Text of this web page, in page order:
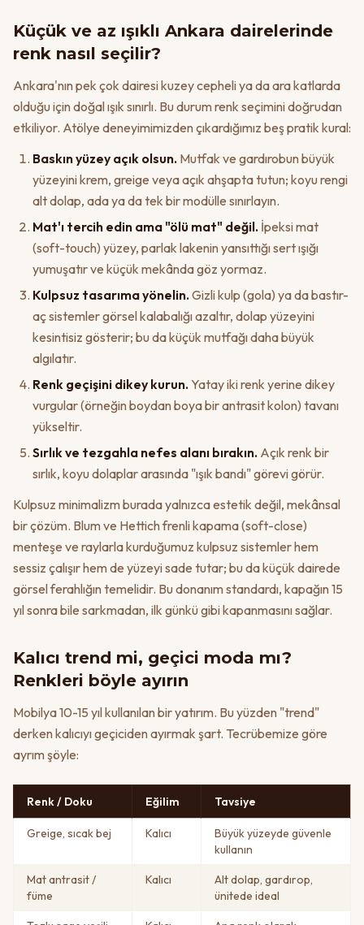
Küçük ve az ışıklı Ankara dairelerinde
renk nasıl seçilir?
Ankara'nın pek çok dairesi kuzey cepheli ya da ara katlarda
olduğu için doğal ışık sınırlı. Bu durum renk seçimini doğrudan
etkiliyor. Atölye deneyimimizden çıkardığımız beş pratik kural:
Baskın yüzey açık olsun. Mutfak ve gardırobun büyük
yüzeyini krem, greige veya açık ahşapta tutun; koyu rengi
alt dolap, ada ya da tek bir modülle sınırlayın.
Mat'ı tercih edin ama "ölü mat" değil. İpeksi mat
(soft-touch) yüzey, parlak lakenin yansıttığı sert ışığı
yumuşatır ve küçük mekânda göz yormaz.
Kulpsuz tasarıma yönelin.Gizli kulp (gola) ya da bastır-
aç sistemler görsel kalabalığı azaltır, dolap yüzeyini
kesintisiz gösterir; bu da küçük mutfağı daha büyük
algılatır.
Renk geçişini dikey kurun.Yatay iki renk yerine dikey
vurgular (örneğin boydan boya bir antrasit kolon) tavanı
yükseltir.
Sırlık ve tezgahla nefes alanı bırakın. Açık renk bir
sırlık, koyu dolaplar arasında "ışık bandı" görevi görür.
Kulpsuz minimalizm burada yalnızca estetik değil, mekânsal
bir çözüm. Blum ve Hettich frenli kapama (soft-close)
menteşe ve raylarla kurduğumuz kulpsuz sistemler hem
sessiz çalışır hem de yüzeyi sade tutar; bu da küçük dairede
görsel ferahlığın temelidir. Bu donanım standardı, kapağın 15
yıl sonra bile sarkmadan, ilk günkü gibi kapanmasını sağlar.
Kalıcı trend mi, geçici moda mı?
Renkleri böyle ayırın
Mobilya 10-15 yıl kullanılan bir yatırım. Bu yüzden "trend"
derken kalıcıyı geçiciden ayırmak şart. Tecrübemize göre
ayrım şöyle:
Renk / Doku Eğilim Tavsiye
Greige, sıcak bej Kalıcı
Büyük yüzeyde güvenle
kullanın
Mat antrasit /
füme
Kalıcı
Alt dolap, gardırop,
ünitede ideal